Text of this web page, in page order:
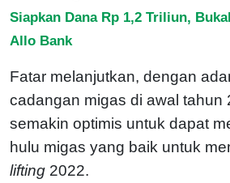
Siapkan Dana Rp 1,2 Triliun,
Allo Bank
Fatar melanjutkan, dengan
cadangan migas di awal tahun
semakin optimis untuk dapat
hulu migas yang baik untuk
lifting 2022.